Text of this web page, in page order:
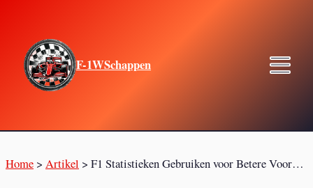
F-1WSchappen
Home > Artikel > F1 Statistieken Gebruiken voor Betere Voorspellingen